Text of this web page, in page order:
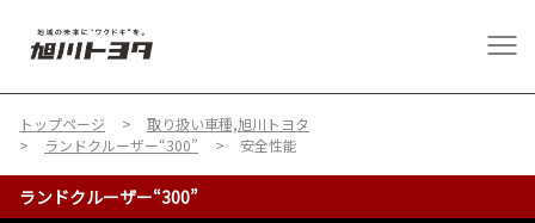
トップページ
取り扱い車種,旭川トヨタ
ランドクルーザー“300”
安全性能
ランドクルーザー“300”